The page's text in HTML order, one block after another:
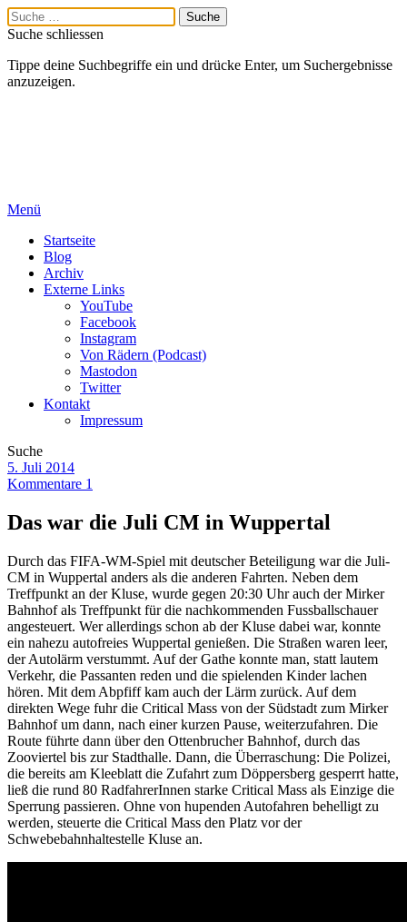
Suche schliessen
Tippe deine Suchbegriffe ein und drücke Enter, um Suchergebnisse
anzuzeigen.
Menü
Startseite
Blog
Archiv
Externe Links
YouTube
Facebook
Instagram
Von Rädern (Podcast)
Mastodon
Twitter
Kontakt
Impressum
Suche
5. Juli 2014
Kommentare 1
Das war die Juli CM in Wuppertal
Durch das FIFA-WM-Spiel mit deutscher Beteiligung war die Juli-
CM in Wuppertal anders als die anderen Fahrten. Neben dem
Treffpunkt an der Kluse, wurde gegen 20:30 Uhr auch der Mirker
Bahnhof als Treffpunkt für die nachkommenden Fussballschauer
angesteuert. Wer allerdings schon ab der Kluse dabei war, konnte
ein nahezu autofreies Wuppertal genießen. Die Straßen waren leer,
der Autolärm verstummt. Auf der Gathe konnte man, statt lautem
Verkehr, die Passanten reden und die spielenden Kinder lachen
hören. Mit dem Abpfiff kam auch der Lärm zurück. Auf dem
direkten Wege fuhr die Critical Mass von der Südstadt zum Mirker
Bahnhof um dann, nach einer kurzen Pause, weiterzufahren. Die
Route führte dann über den Ottenbrucher Bahnhof, durch das
Zooviertel bis zur Stadthalle. Dann, die Überraschung: Die Polizei,
die bereits am Kleeblatt die Zufahrt zum Döppersberg gesperrt hatte,
ließ die rund 80 RadfahrerInnen starke Critical Mass als Einzige die
Sperrung passieren. Ohne von hupenden Autofahren behelligt zu
werden, steuerte die Critical Mass den Platz vor der
Schwebebahnhaltestelle Kluse an.